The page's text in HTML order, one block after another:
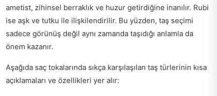
ametist, zihinsel berraklık ve huzur getirdiğine inanılır. Rubi
ise aşk ve tutku ile ilişkilendirilir. Bu yüzden, taş seçimi
sadece görünüş değil aynı zamanda taşıdığı anlamla da
önem kazanır.
Aşağıda saç tokalarında sıkça karşılaşılan taş türlerinin kısa
açıklamaları ve özellikleri yer alır: